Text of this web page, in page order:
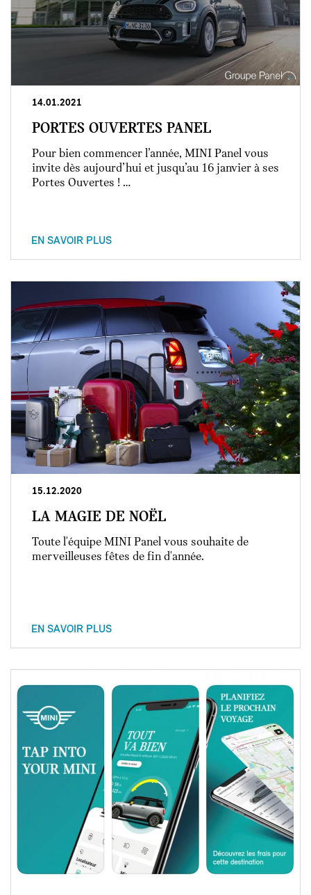
14.01.2021
PORTES OUVERTES PANEL
Pour bien commencer l’année, MINI Panel vous
invite dès aujourd’hui et jusqu’au 16 janvier à ses
Portes Ouvertes ! …
EN SAVOIR PLUS
15.12.2020
LA MAGIE DE NOËL
Toute l'équipe MINI Panel vous souhaite de
merveilleuses fêtes de fin d'année.
EN SAVOIR PLUS